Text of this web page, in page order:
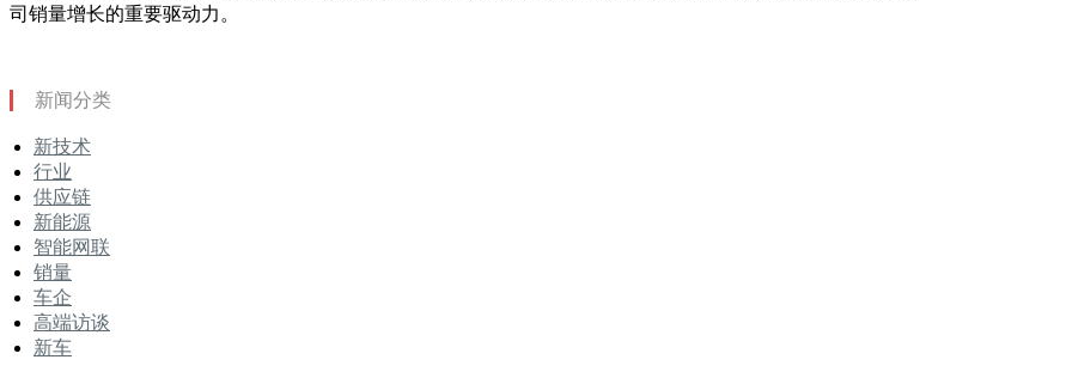
司销量增长的重要驱动力。
新闻分类
新技术
行业
供应链
新能源
智能网联
销量
车企
高端访谈
新车